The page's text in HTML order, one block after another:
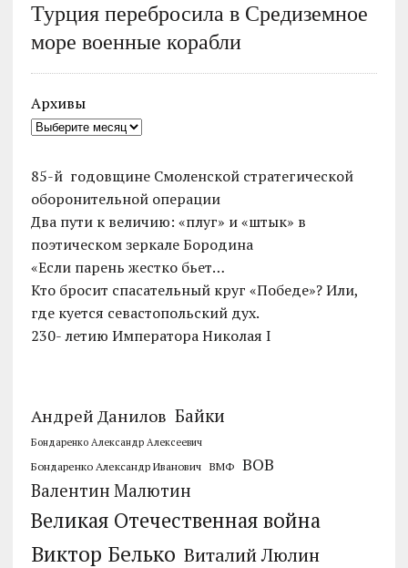
Турция перебросила в Средиземное
море военные корабли
Архивы
85-й годовщине Смоленской стратегической
оборонительной операции
Два пути к величию: «плуг» и «штык» в
поэтическом зеркале Бородина
«Если парень жестко бьет…
Кто бросит спасательный круг «Победе»? Или,
где куется севастопольский дух.
230- летию Императора Николая I
Андрей Данилов Байки
Бондаренко Александр Алексеевич
Бондаренко Александр Иванович ВМФ ВОВ
Валентин Малютин
Великая Отечественная война
Виктор Белько Виталий Люлин